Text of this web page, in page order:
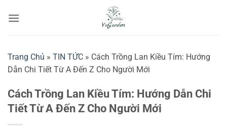
qua
Trang Chủ » TIN TỨC » Cách Trồng Lan Kiều Tím: Hướng
Dẫn Chi Tiết Từ A Đến Z Cho Người Mới
Cách Trồng Lan Kiều Tím: Hướng Dẫn Chi
Tiết Từ A Đến Z Cho Người Mới